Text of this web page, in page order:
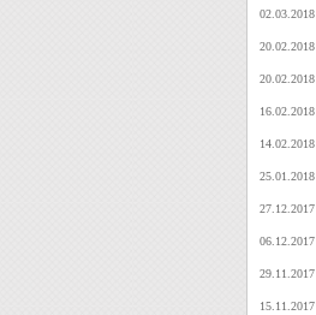
02.03.2018
20.02.2018
20.02.2018
16.02.2018
14.02.2018
25.01.2018
27.12.2017
06.12.2017
29.11.2017
15.11.2017